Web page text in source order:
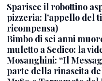
Sparisce il robottino
pizzeria: l'appello del
ricompensa)
Bimbo di sei anni
muletto a Sedico: la
Mosanghini: “Il
parte della rinascita